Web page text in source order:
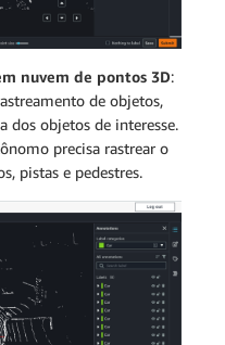
nuvem de pontos 3D:
de objetos,
dos objetos de interesse.
precisa rastrear o
pistas e pedestres.